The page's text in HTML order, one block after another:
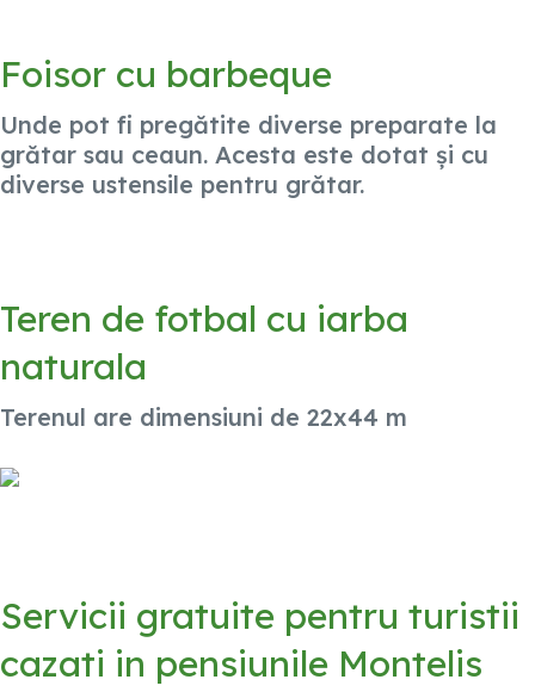
Foisor cu barbeque
Unde pot fi pregătite diverse preparate la
grătar sau ceaun. Acesta este dotat și cu
diverse ustensile pentru grătar.
Teren de fotbal cu iarba
naturala
Terenul are dimensiuni de 22x44 m
Servicii gratuite pentru turistii
cazati in pensiunile Montelis